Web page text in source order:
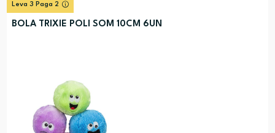
Leva 3 Paga 2
BOLA TRIXIE POLI SOM 10CM 6UN